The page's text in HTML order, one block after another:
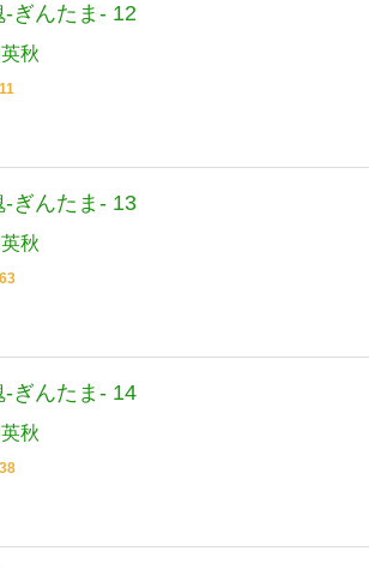
-ぎんたま- 12
秋
-ぎんたま- 13
秋
-ぎんたま- 14
秋